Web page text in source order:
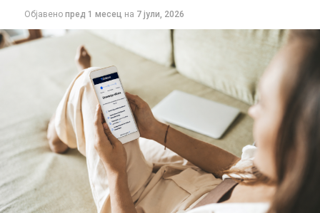
Објавено пред 1 месец на 7 јули, 2026